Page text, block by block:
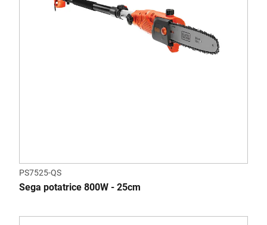
PS7525-QS
Sega potatrice 800W - 25cm